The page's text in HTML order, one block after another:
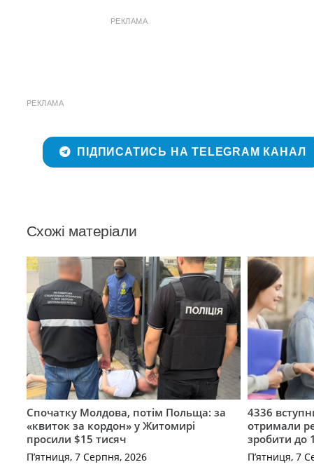
РЕКЛАМА
РЕКЛАМА
ПІДПИСАТИСЬ НА TELEGRAM КАНАЛ
Схожі матеріали
Спочатку Молдова, потім Польща: за
«квиток за кордон» у Житомирі
просили $15 тисяч
П’ятниця, 7 Серпня, 2026
4336
отримали
зробити до
П’ятниця, 7